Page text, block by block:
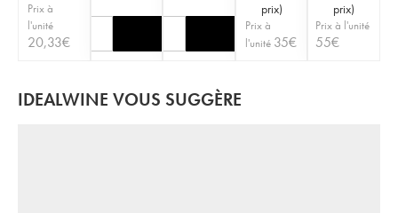
Prix à
l'unité
20,33€
prix)
Prix à
l'unité 35€
prix)
Prix à l'unité
55€
IDEALWINE VOUS SUGGÈRE